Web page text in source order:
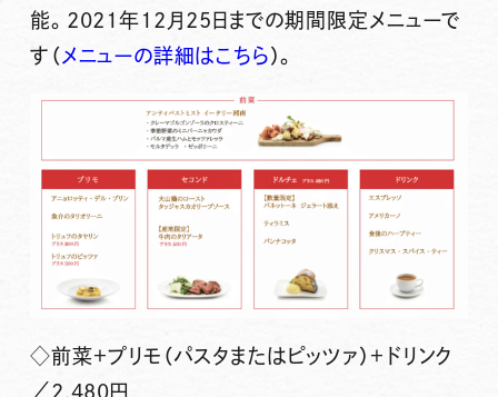
能。 2021年12月25日までの期間限定メニューで
す（ メニューの詳細はこちら）。
◇前菜＋プリモ（パスタまたはピッツァ）＋ドリンク
／2,480円